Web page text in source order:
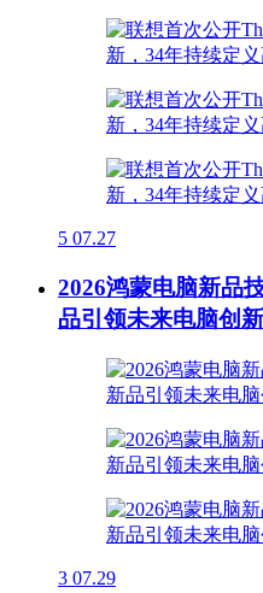
5 07.27
2026鸿蒙电脑新品
品引领未来电脑创
3 07.29